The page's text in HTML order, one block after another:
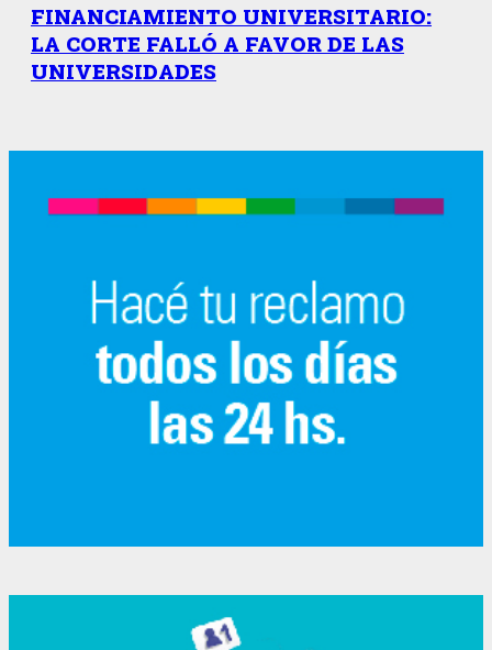
FINANCIAMIENTO UNIVERSITARIO:
LA CORTE FALLÓ A FAVOR DE LAS
UNIVERSIDADES